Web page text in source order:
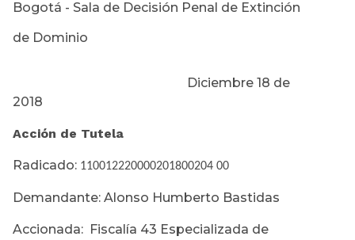
Bogotá - Sala de Decisión Penal de Extinción
de Dominio
Diciembre 18 de
2018
Acción de Tutela
Radicado: 110012220000201800204 00
Demandante: Alonso Humberto Bastidas
Accionada: Fiscalía 43 Especializada de